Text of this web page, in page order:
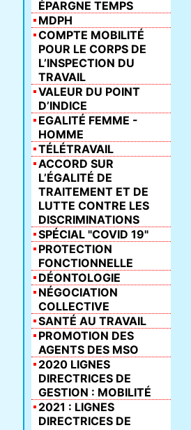
ÉPARGNE TEMPS
MDPH
COMPTE MOBILITÉ
POUR LE CORPS DE
L’INSPECTION DU
TRAVAIL
VALEUR DU POINT
D’INDICE
EGALITÉ FEMME -
HOMME
TÉLÉTRAVAIL
ACCORD SUR
L’ÉGALITÉ DE
TRAITEMENT ET DE
LUTTE CONTRE LES
DISCRIMINATIONS
SPÉCIAL "COVID 19"
PROTECTION
FONCTIONNELLE
DÉONTOLOGIE
NÉGOCIATION
COLLECTIVE
SANTÉ AU TRAVAIL
PROMOTION DES
AGENTS DES MSO
2020 LIGNES
DIRECTRICES DE
GESTION : MOBILITÉ
2021 : LIGNES
DIRECTRICES DE